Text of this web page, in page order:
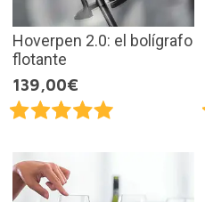
Hoverpen 2.0: el bolígrafo
flotante
139,00€